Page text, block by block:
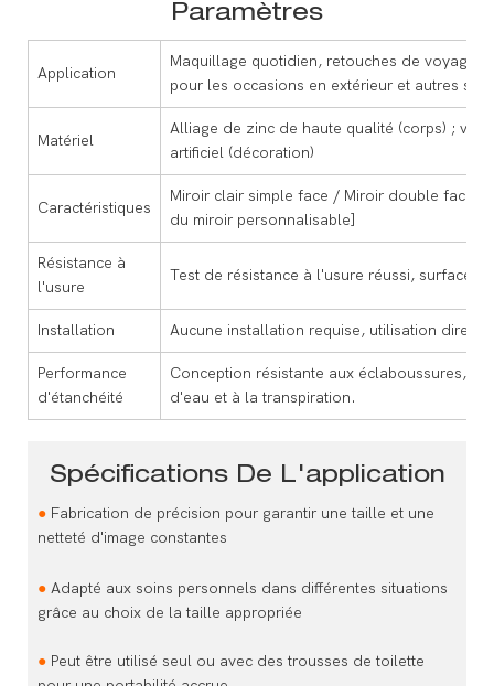
Paramètres
Application
Maquillage quotidien, retouches de voyage,
pour les occasions en extérieur et autres
Matériel
Alliage de zinc de haute qualité (corps) ;
artificiel (décoration)
Caractéristiques
Miroir clair simple face / Miroir double face
du miroir personnalisable]
Résistance à
l'usure
Test de résistance à l'usure réussi, surface
Installation Aucune installation requise, utilisation directe
Performance
d'étanchéité
Conception résistante aux éclaboussures,
d'eau et à la transpiration.
Spécifications De L'application
● Fabrication de précision pour garantir une taille et une
netteté d'image constantes
● Adapté aux soins personnels dans différentes situations
grâce au choix de la taille appropriée
● Peut être utilisé seul ou avec des trousses de toilette